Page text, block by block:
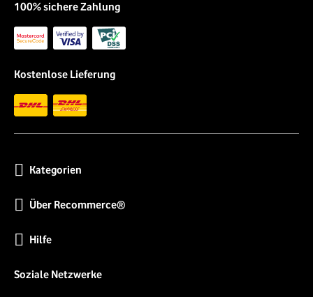
100% sichere Zahlung
Kostenlose Lieferung
Kategorien
Über Recommerce®
Hilfe
Soziale Netzwerke